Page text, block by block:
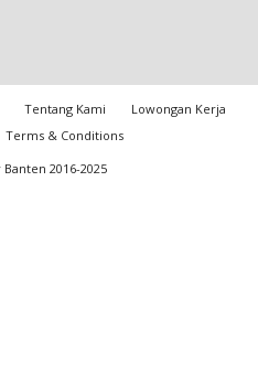
Tentang Kami
Lowongan Kerja
Terms & Conditions
2016-2025